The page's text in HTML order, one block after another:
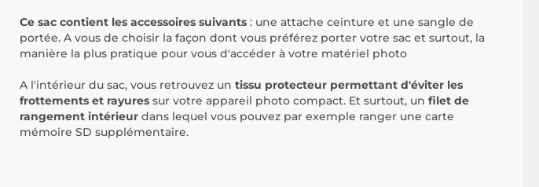
Ce sac contient les accessoires suivants : une attache ceinture et une sangle de
portée. A vous de choisir la façon dont vous préférez porter votre sac et surtout, la
manière la plus pratique pour vous d'accéder à votre matériel photo
A l'intérieur du sac, vous retrouvez un tissu protecteur permettant d'éviter les
frottements et rayures sur votre appareil photo compact. Et surtout, un filet de
rangement intérieur dans lequel vous pouvez par exemple ranger une carte
mémoire SD supplémentaire.